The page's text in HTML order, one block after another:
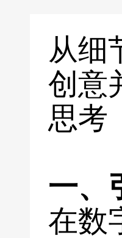
从细
创意
思考
一、
在数